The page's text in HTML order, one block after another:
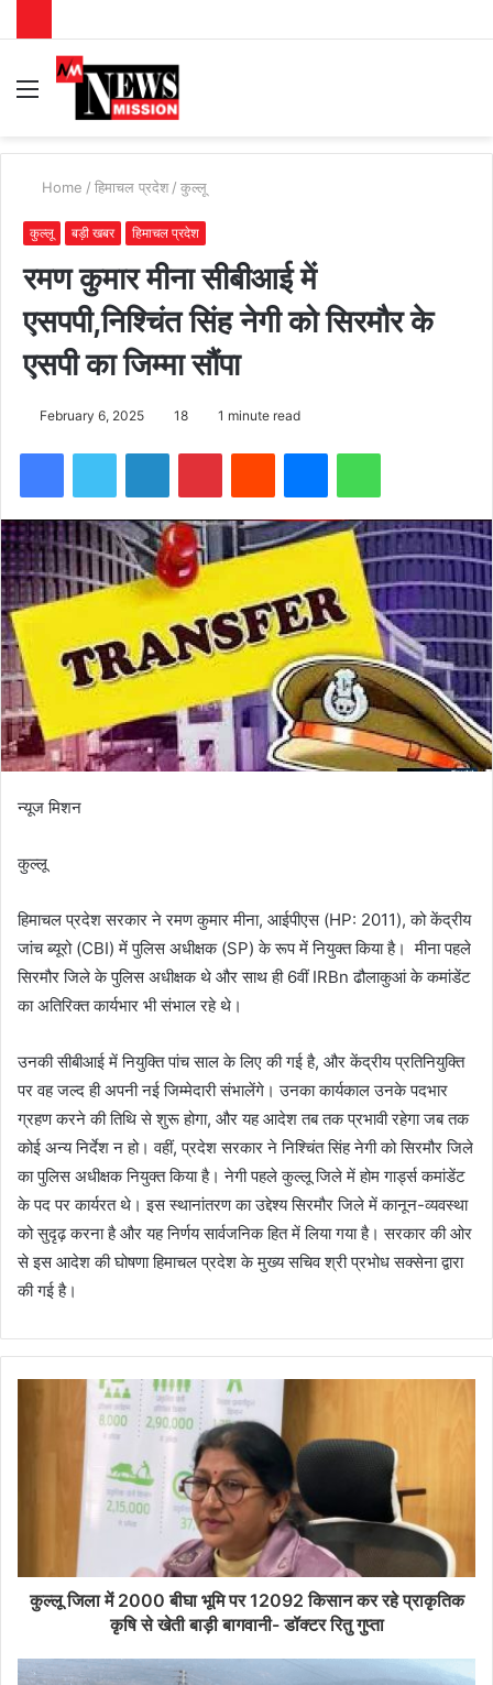
Menu
Home / हिमाचल प्रदेश / कुल्लू
कुल्लू बड़ी खबर हिमाचल प्रदेश
रमण कुमार मीना सीबीआई में
एसपपी,निश्चिंत सिंह नेगी को सिरमौर के
एसपी का जिम्मा सौंपा
February 6, 2025 18 1 minute read
न्यूज मिशन
कुल्लू
हिमाचल प्रदेश सरकार ने रमण कुमार मीना, आईपीएस (HP: 2011), को केंद्रीय
जांच ब्यूरो (CBI) में पुलिस अधीक्षक (SP) के रूप में नियुक्त किया है। मीना पहले
सिरमौर जिले के पुलिस अधीक्षक थे और साथ ही 6वीं IRBn ढौलाकुआं के कमांडेंट
का अतिरिक्त कार्यभार भी संभाल रहे थे।
उनकी सीबीआई में नियुक्ति पांच साल के लिए की गई है, और केंद्रीय प्रतिनियुक्ति
पर वह जल्द ही अपनी नई जिम्मेदारी संभालेंगे। उनका कार्यकाल उनके पदभार
ग्रहण करने की तिथि से शुरू होगा, और यह आदेश तब तक प्रभावी रहेगा जब तक
कोई अन्य निर्देश न हो। वहीं, प्रदेश सरकार ने निश्चिंत सिंह नेगी को सिरमौर जिले
का पुलिस अधीक्षक नियुक्त किया है। नेगी पहले कुल्लू जिले में होम गार्ड्स कमांडेंट
के पद पर कार्यरत थे। इस स्थानांतरण का उद्देश्य सिरमौर जिले में कानून-व्यवस्था
को सुदृढ़ करना है और यह निर्णय सार्वजनिक हित में लिया गया है। सरकार की ओर
से इस आदेश की घोषणा हिमाचल प्रदेश के मुख्य सचिव श्री प्रभोध सक्सेना द्वारा
की गई है।
कुल्लू जिला में 2000 बीघा भूमि पर 12092 किसान कर रहे प्राकृतिक
कृषि से खेती बाड़ी बागवानी- डॉक्टर रितु गुप्ता